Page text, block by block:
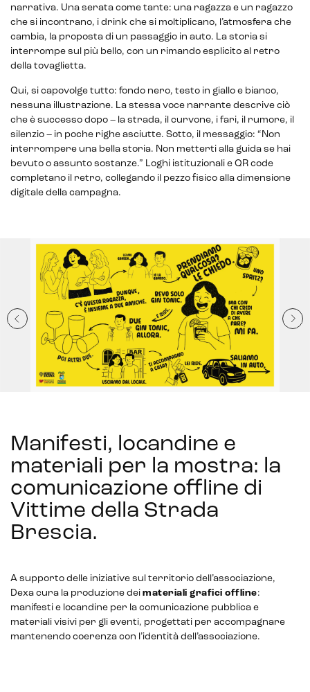
narrativa. Una serata come tante: una ragazza e un ragazzo
che si incontrano, i drink che si moltiplicano, l’atmosfera che
cambia, la proposta di un passaggio in auto. La storia si
interrompe sul più bello, con un rimando esplicito al retro
della tovaglietta.
Qui, si capovolge tutto: fondo nero, testo in giallo e bianco,
nessuna illustrazione. La stessa voce narrante descrive ciò
che è successo dopo – la strada, il curvone, i fari, il rumore, il
silenzio – in poche righe asciutte. Sotto, il messaggio: “Non
interrompere una bella storia. Non metterti alla guida se hai
bevuto o assunto sostanze.” Loghi istituzionali e QR code
completano il retro, collegando il pezzo fisico alla dimensione
digitale della campagna.
Manifesti, locandine e
materiali per la mostra: la
comunicazione offline di
Vittime della Strada
Brescia.
A supporto delle iniziative sul territorio dell’associazione,
Dexa cura la produzione dei materiali grafici offline:
manifesti e locandine per la comunicazione pubblica e
materiali visivi per gli eventi, progettati per accompagnare
mantenendo coerenza con l’identità dell’associazione.